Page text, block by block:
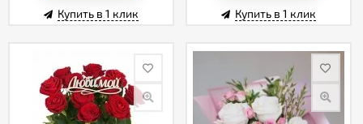
Купить в 1 клик Купить в 1 клик